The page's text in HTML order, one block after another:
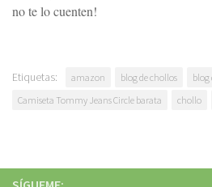
no te lo cuenten!
Etiquetas: amazon blog de chollos
blog
Camiseta Tommy Jeans Circle barata
chollo